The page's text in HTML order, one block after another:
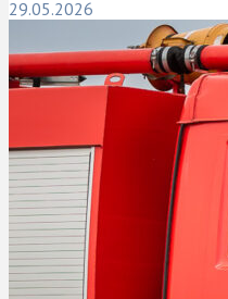
29.05.2026